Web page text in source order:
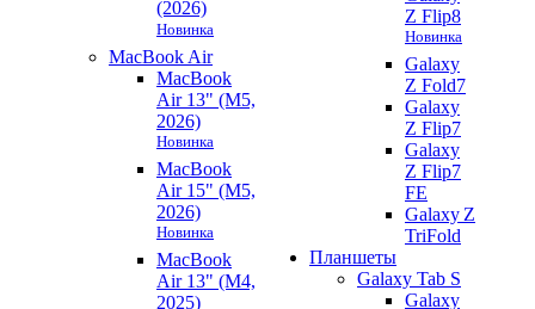
(2026)
Новинка
MacBook Air
MacBook
Air 13" (M5,
2026)
Новинка
MacBook
Air 15" (M5,
2026)
Новинка
MacBook
Air 13" (M4,
2025)
Z Flip8
Новинка
Galaxy
Z Fold7
Galaxy
Z Flip7
Galaxy
Z Flip7
FE
Galaxy Z
TriFold
Планшеты
Galaxy Tab S
Galaxy